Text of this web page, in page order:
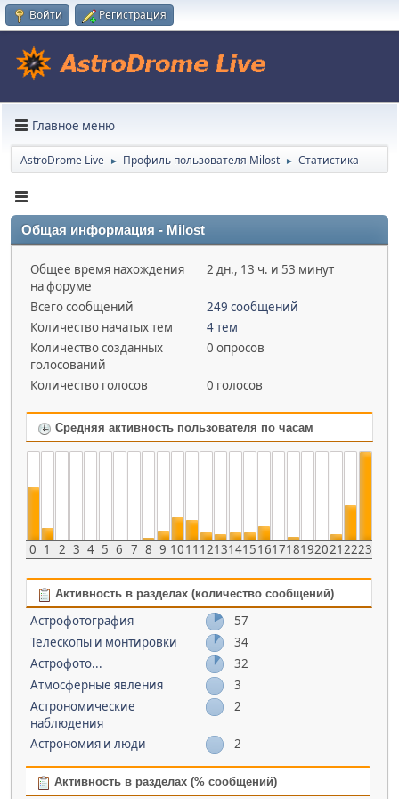
Войти Регистрация
Главное меню
AstroDrome Live ► Профиль пользователя Milost ► Статистика
Общая информация - Milost
Общее время нахождения
на форуме
2 дн., 13 ч. и 53 минут
Всего сообщений
249 сообщений
Количество начатых тем
4 тем
Количество созданных
голосований
0 опросов
Количество голосов 0 голосов
Средняя активность пользователя по часам
0 1 2 3 4 5 6 7 8 9 1011 121314151617181920212223
Активность в разделах (количество сообщений)
Астрофотография
57
Телескопы и монтировки
34
Астрофото...
32
Атмосферные явления
3
Астрономические
наблюдения
2
Астрономия и люди 2
Активность в разделах (% сообщений)